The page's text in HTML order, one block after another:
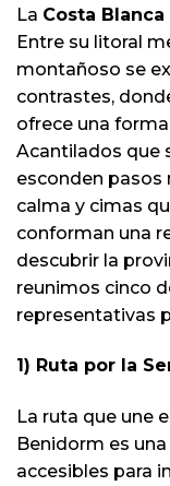
La Costa Blanca
Entre su litoral
montañoso se
contrastes,
ofrece una
Acantilados que
esconden pasos
calma y cimas
conforman una
descubrir la
reunimos cinco
representativas
1) Ruta por la
La ruta que une
Benidorm es
accesibles para